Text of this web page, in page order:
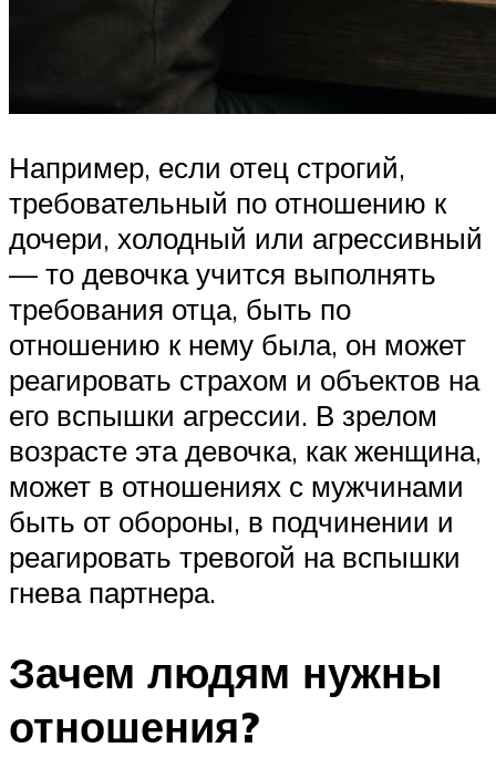
Например, если отец строгий,
требовательный по отношению к
дочери, холодный или агрессивный
— то девочка учится выполнять
требования отца, быть по
отношению к нему была, он может
реагировать страхом и объектов на
его вспышки агрессии. В зрелом
возрасте эта девочка, как женщина,
может в отношениях с мужчинами
быть от обороны, в подчинении и
реагировать тревогой на вспышки
гнева партнера.
Зачем людям нужны
отношения?